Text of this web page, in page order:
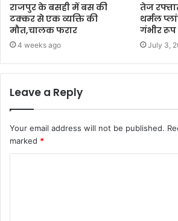
राजपुर के बसही में बस की
टक्कर से एक व्यक्ति की
मौत,चालक फरार
4 weeks ago
तेज
थर्मल
गंभीर
July 3,
Leave a Reply
Your email address will not be published.
marked *